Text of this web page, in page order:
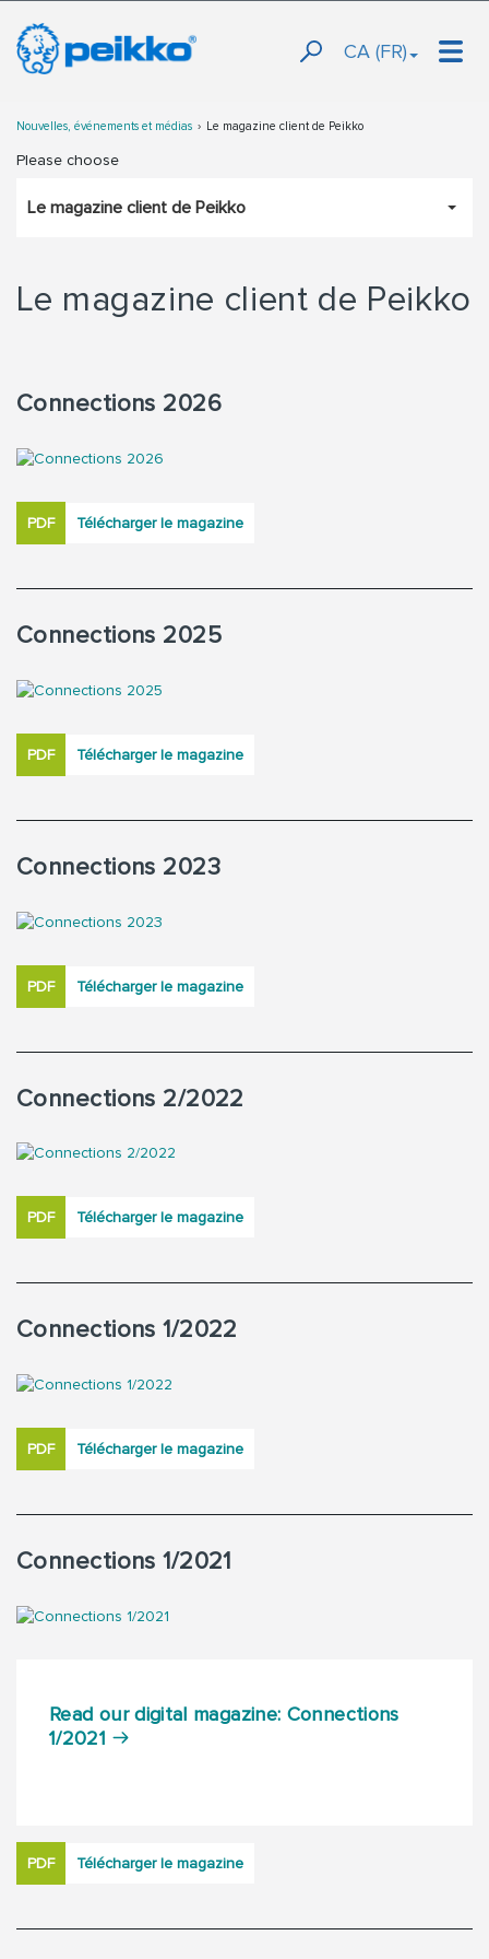
CA (FR)
Nouvelles, événements et médias Le magazine client de Peikko
Please choose
Le magazine client de Peikko
Le magazine client de Peikko
Connections 2026
PDF Télécharger le magazine
Connections 2025
PDF Télécharger le magazine
Connections 2023
PDF Télécharger le magazine
Connections 2/2022
PDF Télécharger le magazine
Connections 1/2022
PDF Télécharger le magazine
Connections 1/2021
Read our digital magazine: Connections
1/2021
PDF Télécharger le magazine